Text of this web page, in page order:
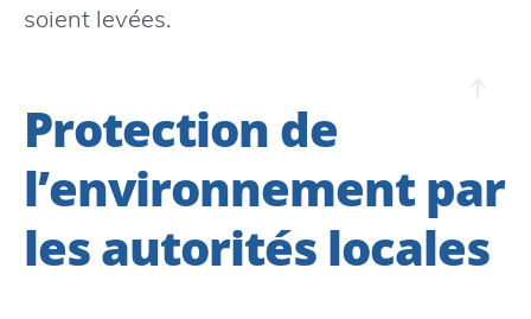
soient levées.
Protection de
l’environnement par
les autorités locales